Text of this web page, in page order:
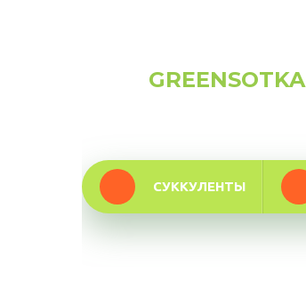
GREENSOTKA
СУККУЛЕНТЫ